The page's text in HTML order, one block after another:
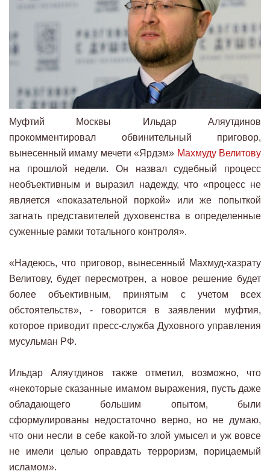
Муфтий Москвы Ильдар Аляутдинов
прокомментировал обвинительный приговор,
вынесенный имаму мечети «Ярдэм» Махмуду Велитову
на прошлой недели. Он назвал судебный процесс
необъективным и выразил надежду, что «процесс не
является «показательной поркой» или же попыткой
загнать представителей духовенства в определенные
суженные рамки тотального контроля».
«Надеюсь, что приговор, вынесенный Махмуд-хазрату
Велитову, будет пересмотрен, а новое решение будет
более объективным, принятым с учетом всех
обстоятельств», - говорится в заявлении муфтия,
которое приводит пресс-служба Духовного управления
мусульман РФ.
Ильдар Аляутдинов также отметил, возможно, что
«некоторые сказанные имамом выражения, пусть даже
обладающего большим опытом, были
сформулированы недостаточно верно, но не думаю,
что они несли в себе какой-то злой умысел и уж вовсе
не имели целью оправдать терроризм, порицаемый
исламом».